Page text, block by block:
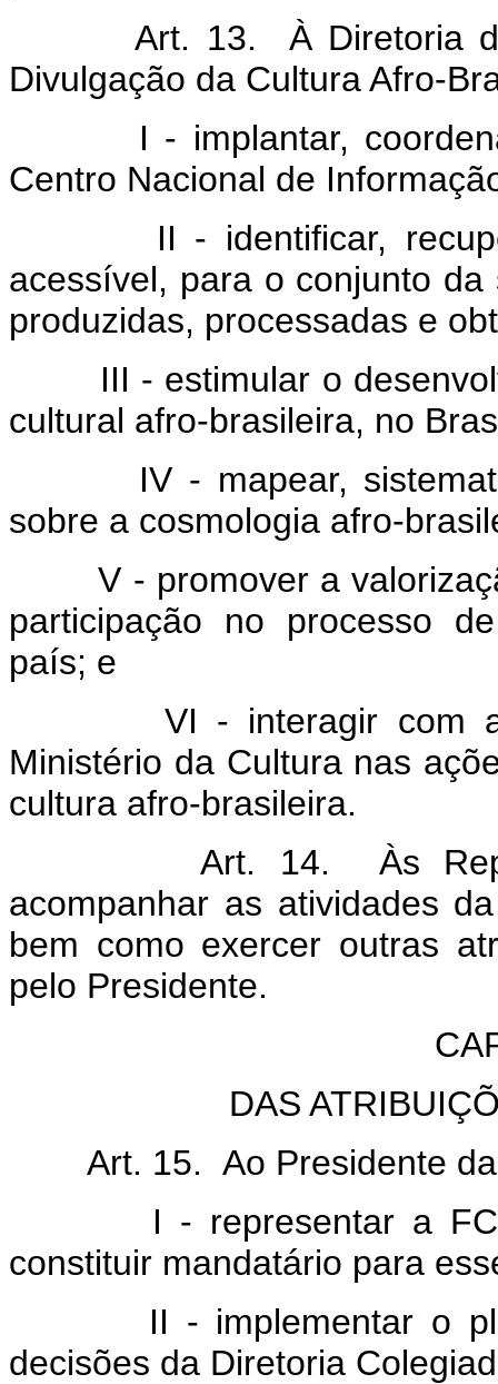
Art. 13. À Diretoria de
Divulgação da Cultura Afro-
I - implantar, coordenar
Centro Nacional de
II - identificar,
acessível, para o conjunto
produzidas, processadas e
III - estimular o
cultural afro-brasileira, no
IV - mapear,
sobre a cosmologia afro-
V - promover a
participação no processo
país; e
VI - interagir com as
Ministério da Cultura nas
cultura afro-brasileira.
Art. 14. Às
acompanhar as atividades
bem como exercer outras
pelo Presidente.
DAS
Art. 15. Ao Presidente da
I - representar a FCP,
constituir mandatário para
II - implementar o
decisões da Diretoria